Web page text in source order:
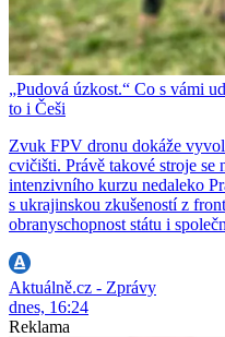
„Pudová úzkost.“ Co s vámi
to i Češi
Zvuk FPV dronu dokáže
cvičišti. Právě takové stroje se
intenzivního kurzu nedaleko
s ukrajinskou zkušeností z
obranyschopnost státu i
Aktuálně.cz - Zprávy
dnes, 16:24
Reklama